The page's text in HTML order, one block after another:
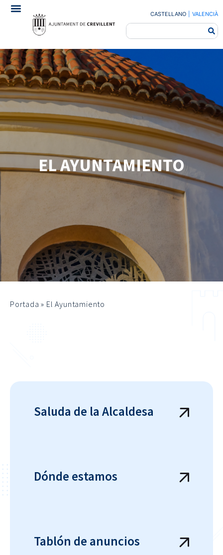
CASTELLANO VALENCIÀ
EL AYUNTAMIENTO
Portada » El Ayuntamiento
Saluda de la Alcaldesa
Dónde estamos
Tablón de anuncios